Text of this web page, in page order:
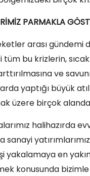
PARMAKLA
arası gündemi
tüm bu krizlerin,
arttırılmasına ve
yaptığı büyük
üzere birçok
halihazırda
sanayi
yakalamaya en
konusunda